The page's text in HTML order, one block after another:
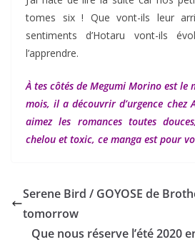
tomes six ! Que vont-ils leur
sentiments d’Hotaru vont-ils
l’apprendre.
À tes côtés de Megumi Morino est le
mois, il a découvrir d’urgence chez
aimez les romances toutes
chelou et toxic, ce manga est pour
Serene Bird / GOYOSE de
tomorrow
Que nous réserve l’été 2020